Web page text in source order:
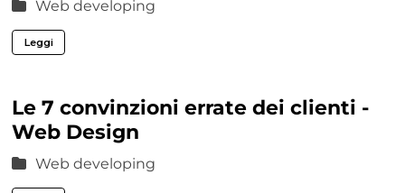
Web developing
Leggi
Le 7 convinzioni errate dei clienti -
Web Design
Web developing